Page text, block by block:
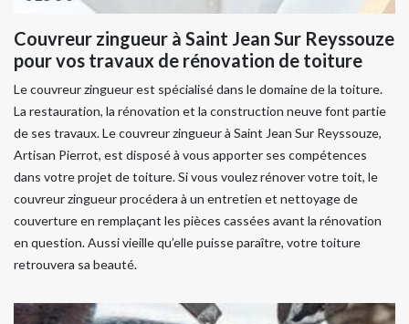
Couvreur zingueur à Saint Jean Sur Reyssouze
pour vos travaux de rénovation de toiture
Le couvreur zingueur est spécialisé dans le domaine de la toiture.
La restauration, la rénovation et la construction neuve font partie
de ses travaux. Le couvreur zingueur à Saint Jean Sur Reyssouze,
Artisan Pierrot, est disposé à vous apporter ses compétences
dans votre projet de toiture. Si vous voulez rénover votre toit, le
couvreur zingueur procédera à un entretien et nettoyage de
couverture en remplaçant les pièces cassées avant la rénovation
en question. Aussi vieille qu’elle puisse paraître, votre toiture
retrouvera sa beauté.